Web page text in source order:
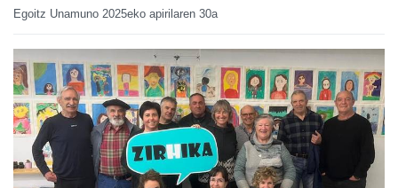
Egoitz Unamuno 2025eko apirilaren 30a